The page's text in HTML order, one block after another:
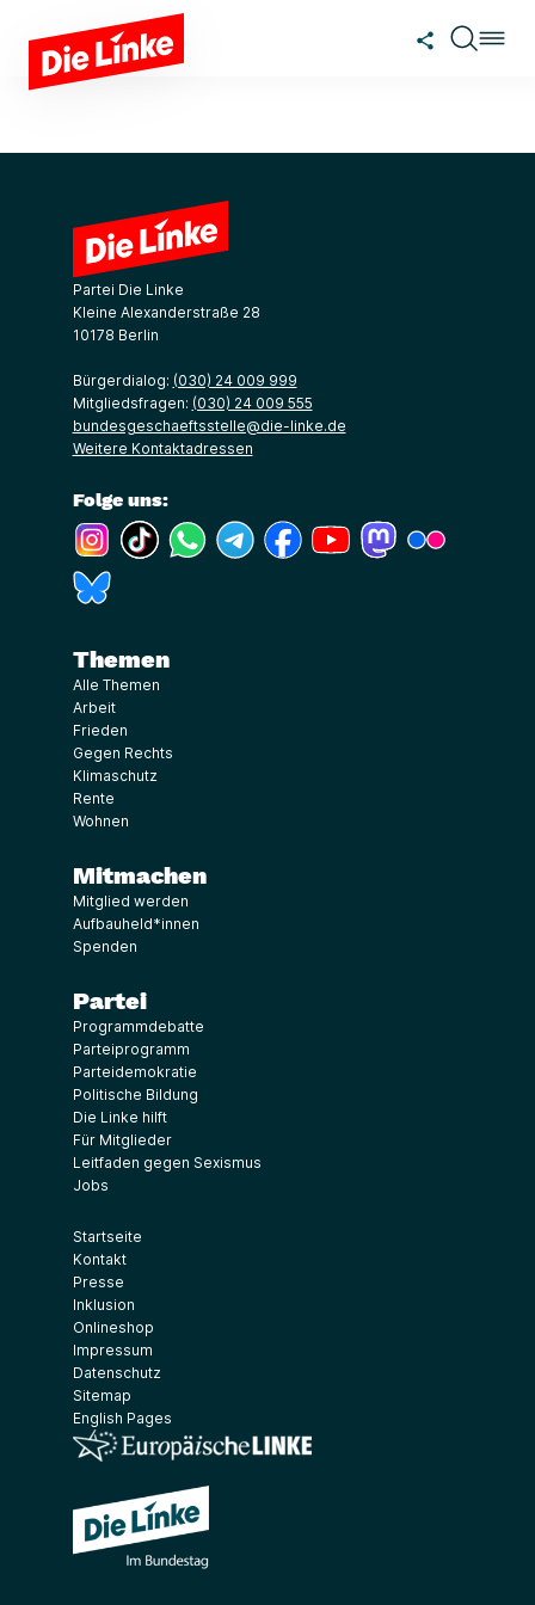
Zum Hauptinhalt springen
Partei Die Linke
Kleine Alexanderstraße 28
10178 Berlin
Bürgerdialog: (030) 24 009 999
Mitgliedsfragen: (030) 24 009 555
bundesgeschaeftsstelle@die-linke.de
Weitere Kontaktadressen
Folge uns:
(Link öffnet ein neues Fenster)
(Link öffnet ein neues Fenster)
(Link öffnet ein neues Fenster)
(Link öffnet ein neues Fenster)
(Link öffnet ein neues Fenster)
(Link öffnet ein neues
(Link öffnet ein
Themen
Alle Themen
Arbeit
Frieden
Gegen Rechts
Klimaschutz
Rente
Wohnen
Mitmachen
Mitglied werden
Aufbauheld*innen
Spenden
Partei
Programmdebatte
Parteiprogramm
Parteidemokratie
Politische Bildung
Die Linke hilft
Für Mitglieder
Leitfaden gegen Sexismus
Jobs
Startseite
Kontakt
Presse
Inklusion
Onlineshop
Impressum
Datenschutz
Sitemap
English Pages
(Link öffnet ein neues Fenster)